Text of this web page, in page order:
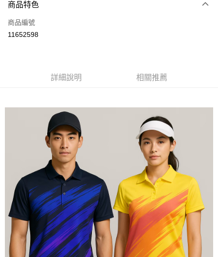
信用卡一次付款
運送方式
商品特色
商品編號
11652598
詳細說明 相關推薦